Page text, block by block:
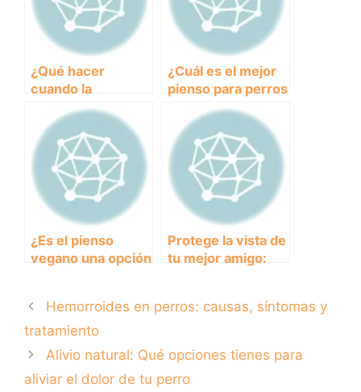
¿Qué hacer
cuando la
almohadilla de tu
perro se seca?
Cuidados
esenciales para
mantener sus
patas sanas
¿Cuál es el mejor
pienso para perros
en relación
calidad-precio?
¿Es el pienso
vegano una opción
perros?
Protege la vista de
tu mejor amigo:
Hemorroides en perros: causas, síntomas y
tratamiento
Alivio natural: Qué opciones tienes para
aliviar el dolor de tu perro